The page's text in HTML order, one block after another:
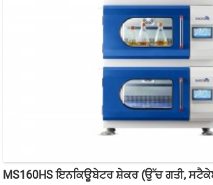
MS160HS ਇਨਕਿਊਬੇਟਰ ਸ਼ੇਕਰ (ਉੱਚ ਗਤੀ,